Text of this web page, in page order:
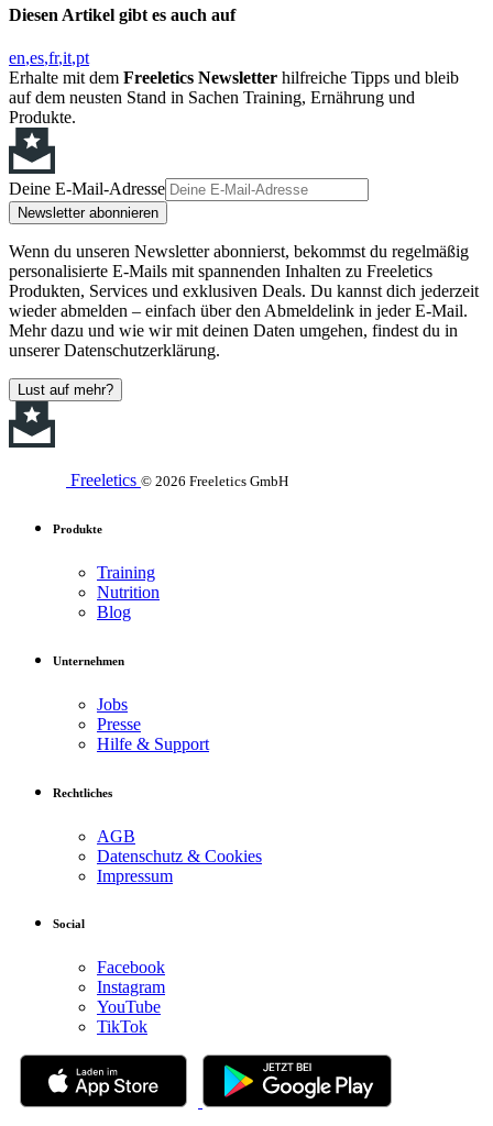
Diesen Artikel gibt es auch auf
en es fr it pt
Erhalte mit dem Freeletics Newsletter hilfreiche Tipps und bleib
auf dem neusten Stand in Sachen Training, Ernährung und
Produkte.
Deine E-Mail-Adresse
Newsletter abonnieren
Wenn du unseren Newsletter abonnierst, bekommst du regelmäßig
personalisierte E-Mails mit spannenden Inhalten zu Freeletics
Produkten, Services und exklusiven Deals. Du kannst dich jederzeit
wieder abmelden – einfach über den Abmeldelink in jeder E-Mail.
Mehr dazu und wie wir mit deinen Daten umgehen, findest du in
unserer Datenschutzerklärung.
Lust auf mehr?
Freeletics © 2026 Freeletics GmbH
Produkte
Training
Nutrition
Blog
Unternehmen
Jobs
Presse
Hilfe & Support
Rechtliches
AGB
Datenschutz & Cookies
Impressum
Social
Facebook
Instagram
YouTube
TikTok